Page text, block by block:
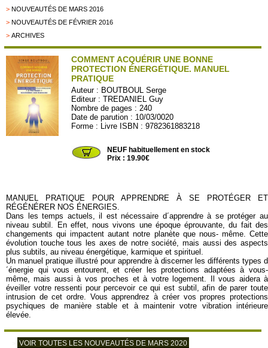
> NOUVEAUTÉS DE MARS 2016
> NOUVEAUTÉS DE FÉVRIER 2016
> ARCHIVES
COMMENT ACQUÉRIR UNE BONNE
PROTECTION ÉNERGÉTIQUE. MANUEL
PRATIQUE
Auteur : BOUTBOUL Serge
Editeur :TREDANIEL Guy
Nombre de pages : 240
Date de parution : 10/03/0020
Forme : Livre ISBN : 9782361883218
NEUF habituellement en stock
Prix : 19.90€
MANUEL PRATIQUE POUR APPRENDRE À SE PROTÉGER ET
RÉGÉNÉRER NOS ÉNERGIES.
Dans les temps actuels, il est nécessaire d´apprendre à se protéger au
niveau subtil. En effet, nous vivons une époque éprouvante, du fait des
changements qui impactent autant notre planète que nous- même. Cette
évolution touche tous les axes de notre société, mais aussi des aspects
plus subtils, au niveau énergétique, karmique et spirituel.
Un manuel pratique illustré pour apprendre à discerner les différents types d
´énergie qui vous entourent, et créer les protections adaptées à vous-
même, mais aussi à vos proches et à votre logement. Il vous aidera à
éveiller votre ressenti pour percevoir ce qui est subtil, afin de parer toute
intrusion de cet ordre. Vous apprendrez à créer vos propres protections
psychiques de manière stable et à maintenir votre vibration intérieure
élevée.
VOIR TOUTES LES NOUVEAUTÉS DE MARS 2020